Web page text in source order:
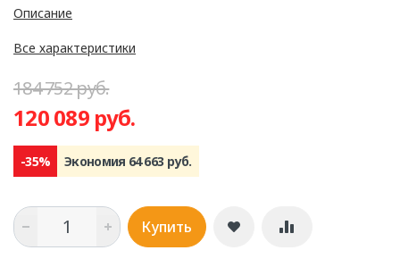
Описание
Все характеристики
184 752 руб.
120 089 руб.
-35% Экономия 64 663 руб.
Купить